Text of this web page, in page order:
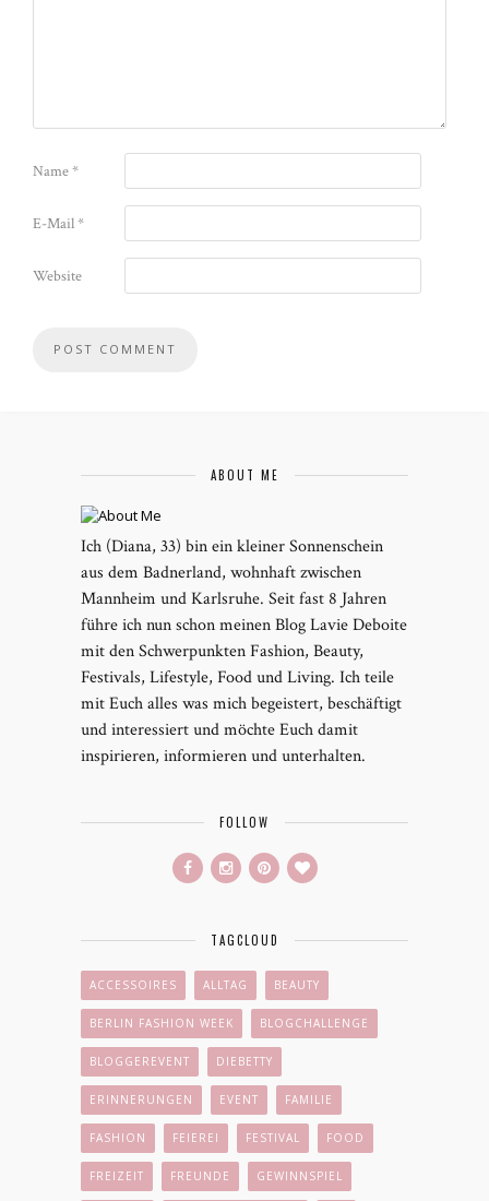
Name*
E-Mail*
Website
ABOUT ME
Ich (Diana, 33) bin ein kleiner Sonnenschein
aus dem Badnerland, wohnhaft zwischen
Mannheim und Karlsruhe. Seit fast 8 Jahren
führe ich nun schon meinen Blog Lavie Deboite
mit den Schwerpunkten Fashion, Beauty,
Festivals, Lifestyle, Food und Living. Ich teile
mit Euch alles was mich begeistert, beschäftigt
und interessiert und möchte Euch damit
inspirieren, informieren und unterhalten.
FOLLOW
TAGCLOUD
ACCESSOIRES ALLTAG BEAUTY
BERLIN FASHION WEEK BLOGCHALLENGE
BLOGGEREVENT DIEBETTY
ERINNERUNGEN EVENT FAMILIE
FASHION FEIEREI FESTIVAL FOOD
FREIZEIT FREUNDE GEWINNSPIEL